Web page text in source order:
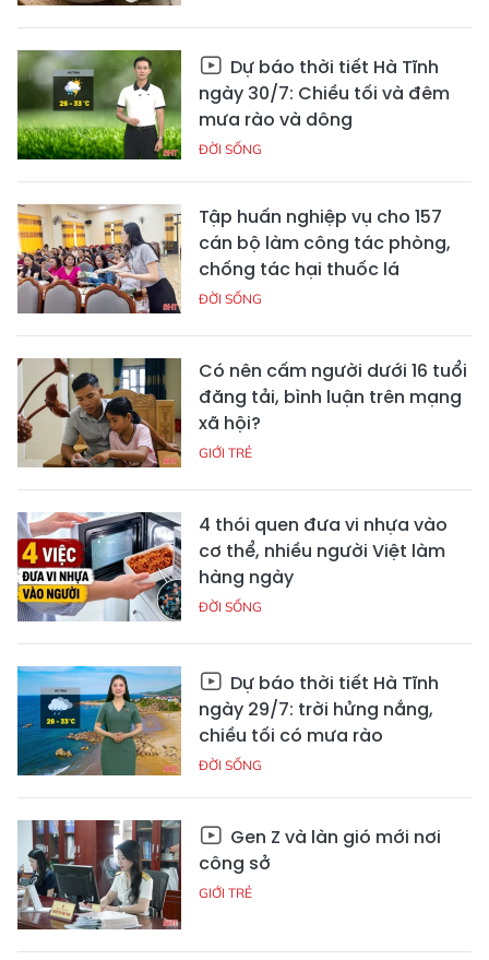
Dự báo thời tiết Hà Tĩnh
ngày 30/7: Chiều tối và đêm
mưa rào và dông
ĐỜI SỐNG
Tập huấn nghiệp vụ cho 157
cán bộ làm công tác phòng,
chống tác hại thuốc lá
ĐỜI SỐNG
Có nên cấm người dưới 16 tuổi
đăng tải, bình luận trên mạng
xã hội?
GIỚI TRẺ
4 thói quen đưa vi nhựa vào
cơ thể, nhiều người Việt làm
hàng ngày
ĐỜI SỐNG
Dự báo thời tiết Hà Tĩnh
ngày 29/7: trời hửng nắng,
chiều tối có mưa rào
ĐỜI SỐNG
Gen Z và làn gió mới nơi
công sở
GIỚI TRẺ